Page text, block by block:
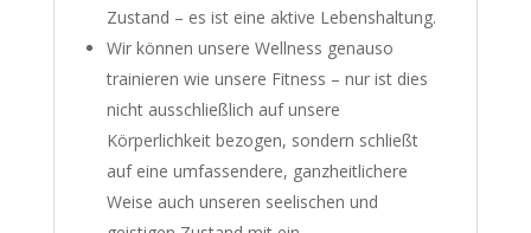
Zustand – es ist eine aktive Lebenshaltung.
Wir können unsere Wellness genauso
trainieren wie unsere Fitness – nur ist dies
nicht ausschließlich auf unsere
Körperlichkeit bezogen, sondern schließt
auf eine umfassendere, ganzheitlichere
Weise auch unseren seelischen und